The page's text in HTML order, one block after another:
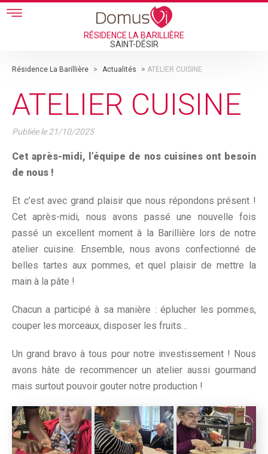
Skip to main content
RÉSIDENCE LA BARILLIÈRE
SAINT-DÉSIR
Résidence La Barillière > Actualités > ATELIER CUISINE
ATELIER CUISINE
Publiée le21/10/2025
Cet après-midi, l’équipe de nos cuisines ont besoin
de nous !
Et c’est avec grand plaisir que nous répondons présent !
Cet après-midi, nous avons passé une nouvelle fois
passé un excellent moment à la Barillière lors de notre
atelier cuisine. Ensemble, nous avons confectionné de
belles tartes aux pommes, et quel plaisir de mettre la
main à la pâte !
Chacun a participé à sa manière : éplucher les pommes,
couper les morceaux, disposer les fruits…
Un grand bravo à tous pour notre investissement ! Nous
avons hâte de recommencer un atelier aussi gourmand
mais surtout pouvoir gouter notre production !